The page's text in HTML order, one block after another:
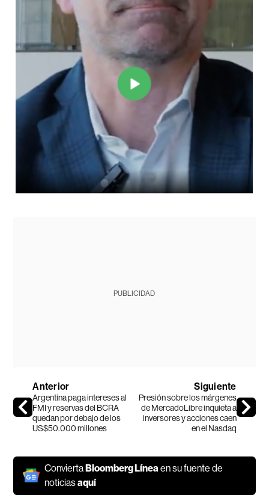
PUBLICIDAD
Anterior
Argentina paga intereses al
FMI y reservas del BCRA
quedan por debajo de los
US$50.000 millones
Siguiente
Presión sobre los márgenes
de MercadoLibre inquieta a
inversores y acciones caen
en el Nasdaq
ConviertaBloomberg Línea en su fuente de
noticiasaquí